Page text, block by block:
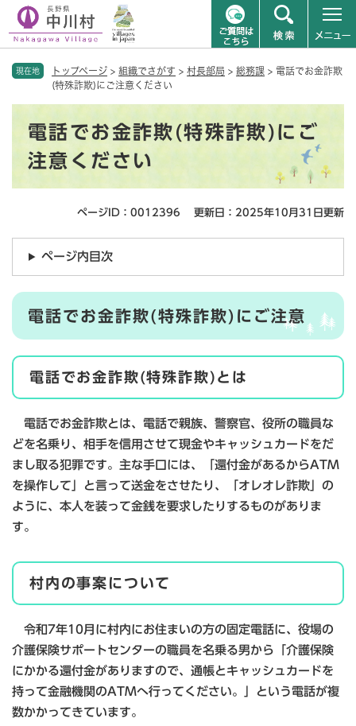
現在地 トップページ > 組織でさがす > 村長部局 > 総務課 > 電話でお金詐欺
(特殊詐欺)にご注意ください
電話でお金詐欺(特殊詐欺)にご
注意ください
ページID：0012396 更新日：2025年10月31日更新
ページ内目次
電話でお金詐欺(特殊詐欺)にご注意
電話でお金詐欺(特殊詐欺)とは
電話でお金詐欺とは、電話で親族、警察官、役所の職員な
どを名乗り、相手を信用させて現金やキャッシュカードをだ
まし取る犯罪です。主な手口には、「還付金があるからATM
を操作して」と言って送金をさせたり、「オレオレ詐欺」の
ように、本人を装って金銭を要求したりするものがありま
す。
村内の事案について
令和7年10月に村内にお住まいの方の固定電話に、役場の
介護保険サポートセンターの職員を名乗る男から「介護保険
にかかる還付金がありますので、通帳とキャッシュカードを
持って金融機関のATMへ行ってください。」という電話が複
数かかってきています。